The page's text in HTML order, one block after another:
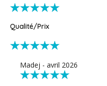
Qualité/Prix
Madej - avril 2026